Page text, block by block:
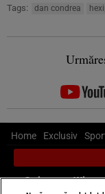
Tags: dan condrea
Home Exclusiv
Scrie-ne pe